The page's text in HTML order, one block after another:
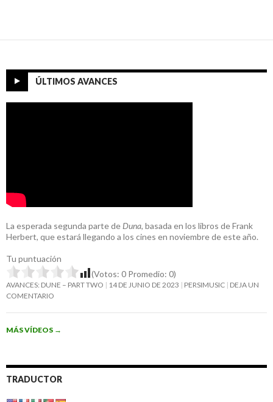
ÚLTIMOS AVANCES
La esperada segunda parte de Duna, basada en los libros de Frank
Herbert, que estará llegando a los cines en noviembre de este año.
Tu puntuación
(Votos: 0 Promedio: 0)
AVANCES: DUNE – PART TWO 14 DE JUNIO DE 2023 PERSIMUSIC DEJA UN
COMENTARIO
MÁS VÍDEOS →
TRADUCTOR